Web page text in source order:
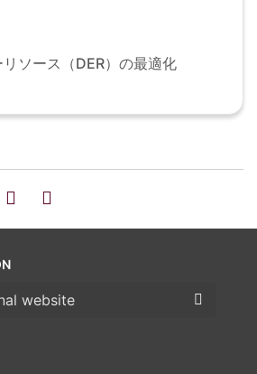
ソース（DER）の最適化